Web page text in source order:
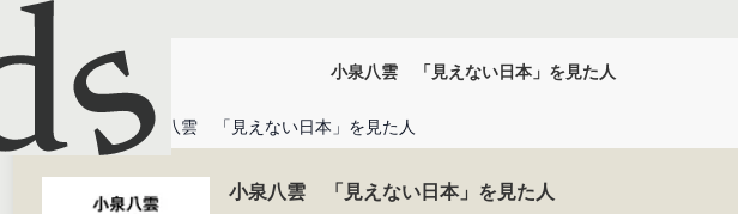
小泉八雲 「見えない日本」を見た人
小泉八雲 「見えない日本」を見た人
小泉八雲 「見えない日本」を見た人